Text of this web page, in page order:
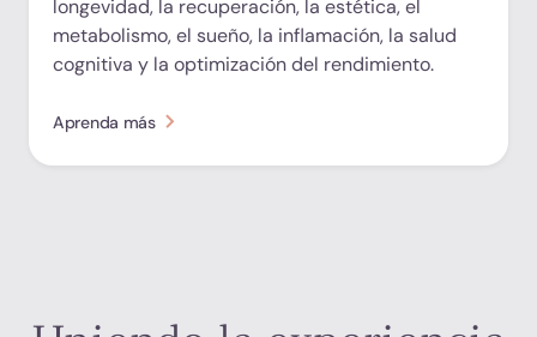
longevidad, la recuperación, la estética, el
metabolismo, el sueño, la inflamación, la salud
cognitiva y la optimización del rendimiento.
Aprenda más